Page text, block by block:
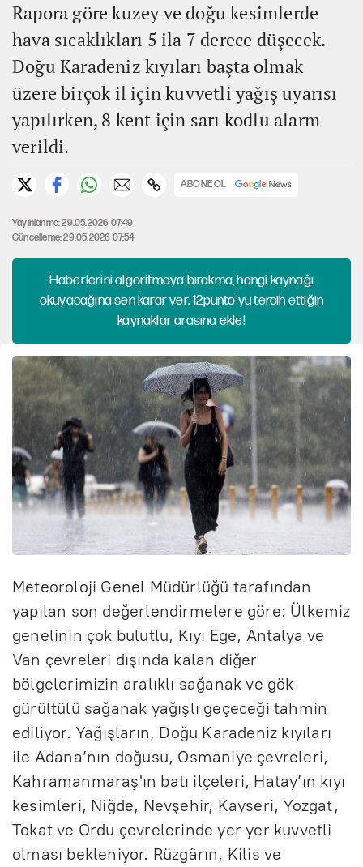
Rapora göre kuzey ve doğu kesimlerde
hava sıcaklıkları 5 ila 7 derece düşecek.
Doğu Karadeniz kıyıları başta olmak
üzere birçok il için kuvvetli yağış uyarısı
yapılırken, 8 kent için sarı kodlu alarm
verildi.
ABONE OL
Yayınlanma: 29.05.2026 07:49
Güncelleme: 29.05.2026 07:54
Haberlerini algoritmaya bırakma, hangi kaynağı
okuyacağına sen karar ver. 12punto'yu tercih ettiğin
kaynaklar arasına ekle!
Meteoroloji Genel Müdürlüğü tarafından
yapılan son değerlendirmelere göre: Ülkemiz
genelinin çok bulutlu, Kıyı Ege, Antalya ve
Van çevreleri dışında kalan diğer
bölgelerimizin aralıklı sağanak ve gök
gürültülü sağanak yağışlı geçeceği tahmin
ediliyor. Yağışların, Doğu Karadeniz kıyıları
ile Adana’nın doğusu, Osmaniye çevreleri,
Kahramanmaraş'ın batı ilçeleri, Hatay’ın kıyı
kesimleri, Niğde, Nevşehir, Kayseri, Yozgat,
Tokat ve Ordu çevrelerinde yer yer kuvvetli
olması bekleniyor. Rüzgârın, Kilis ve